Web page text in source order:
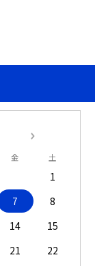
金 土
1
7
8
14
15
21
22